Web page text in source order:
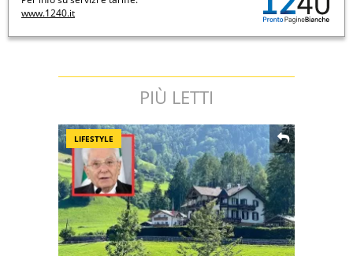
www.1240.it
PIÙ LETTI
LIFESTYLE